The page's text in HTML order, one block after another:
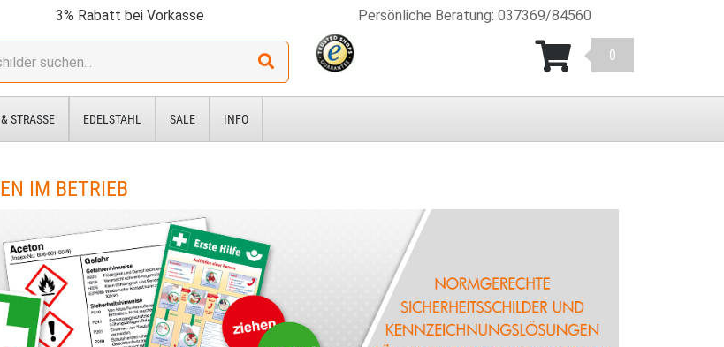
3% Rabatt bei Vorkasse Persönliche Beratung: 037369/84560
0
STRASSE EDELSTAHL SALE INFO
IM BETRIEB